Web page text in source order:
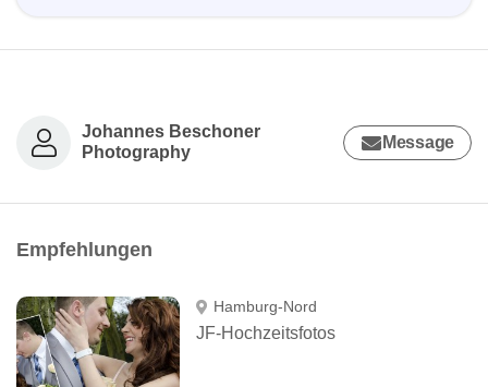
Johannes Beschoner
Photography
Message
Empfehlungen
Hamburg-Nord
JF-Hochzeitsfotos